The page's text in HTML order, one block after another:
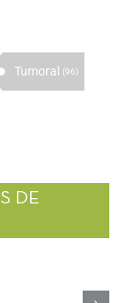
Tumoral (96)
DE